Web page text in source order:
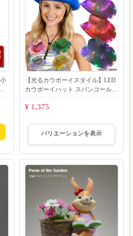
【光るカウボーイスタイル】LED
カウボーイハット スパンコール
光る 帽
¥ 1,375
バリエーションを表示